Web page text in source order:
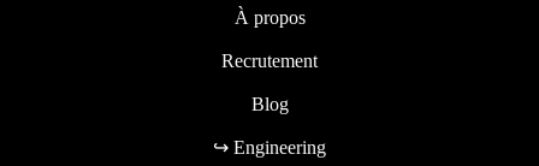
À propos
Recrutement
Blog
↪ Engineering